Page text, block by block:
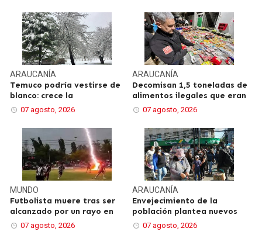
ARAUCANÍA
Temuco podría vestirse de
blanco: crece la
07 agosto, 2026
ARAUCANÍA
Decomisan 1,5 toneladas de
alimentos ilegales que eran
07 agosto, 2026
MUNDO
Futbolista muere tras ser
alcanzado por un rayo en
07 agosto, 2026
ARAUCANÍA
Envejecimiento de la
población plantea nuevos
07 agosto, 2026